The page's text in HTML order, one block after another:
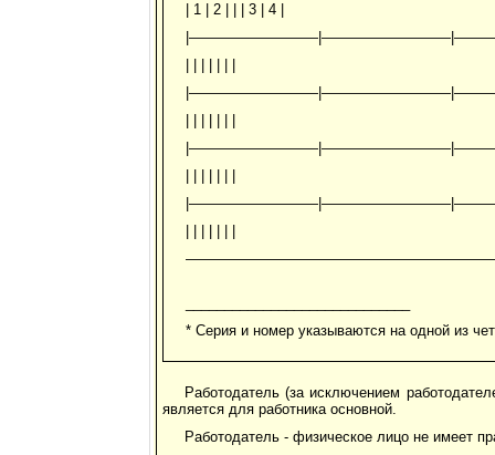
| 1 | 2 | | | 3 | 4 |
* Серия и номер указываются на одной из
Работодатель (за исключением
является для работника основной.
Работодатель - физическое лицо не имеет